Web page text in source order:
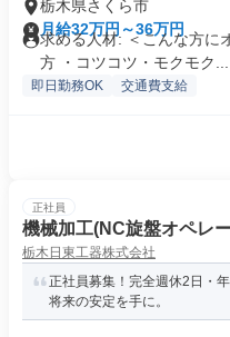
栃木県さくら市
月給32万円～36万円
求める人材: ＜こんな方に
方 ・コツコツ・モクモク...
即日勤務OK 交通費支給
正社員
機械加工(NC旋盤オペレ
栃木日東工器株式会社
正社員募集！完全週休2日・
将来の安定を手に。